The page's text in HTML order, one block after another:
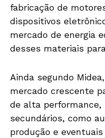
fabricação de
dispositivos
mercado de energia
desses materiais
Ainda segundo
mercado crescente
de alta
secundários, como
produção e